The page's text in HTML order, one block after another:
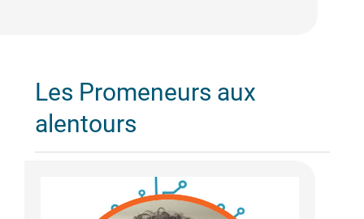
Les Promeneurs aux
alentours